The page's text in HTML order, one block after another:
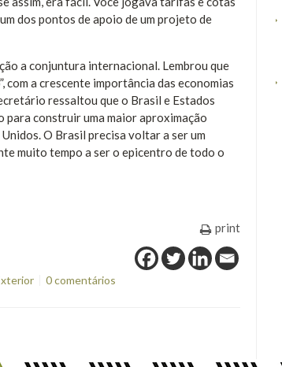
dos pontos de apoio de um projeto de
a conjuntura internacional. Lembrou que
a crescente importância das economias
ressaltou que o Brasil e Estados
para construir uma maior aproximação
O Brasil precisa voltar a ser um
muito tempo a ser o epicentro de todo o
print
0 comentários